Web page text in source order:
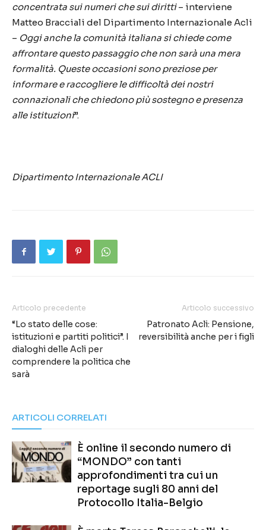
concentrata sui numeri che sui diritti– interviene
Matteo Bracciali del Dipartimento Internazionale Acli
– Oggi anche la comunità italiana si chiede come
affrontare questo passaggio che non sarà una mera
formalità. Queste occasioni sono preziose per
informare e raccogliere le difficoltà dei nostri
connazionali che chiedono più sostegno e presenza
alle istituzioni”.
Dipartimento Internazionale ACLI
Articolo precedente
“Lo stato delle cose:
istituzioni e partiti politici”. I
dialoghi delle Acli per
comprendere la politica che
sarà
Articolo successivo
Patronato Acli: Pensione,
reversibilità anche per i figli
ARTICOLI CORRELATI
È online il secondo numero di
“MONDO” con tanti
approfondimenti tra cui un
reportage sugli 80 anni del
Protocollo Italia-Belgio